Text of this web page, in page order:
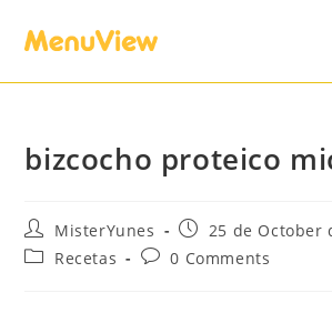
bizcocho proteico
MisterYunes
25 de October
Recetas
0 Comments